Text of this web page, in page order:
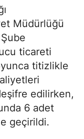
Müdürlüğü
ticareti
titizlikle
edilirken,
6 adet
geçirildi.